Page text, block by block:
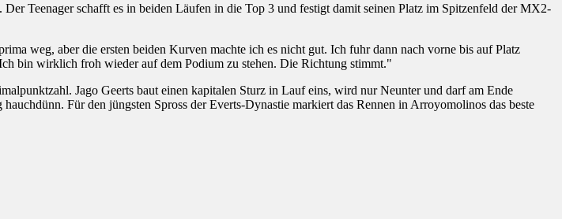
Teenager schafft es in beiden Läufen in die Top 3 und festigt damit seinen Platz im Spitzenfeld der MX2-
weg, aber die ersten beiden Kurven machte ich es nicht gut. Ich fuhr dann nach vorne bis auf Platz
bin wirklich froh wieder auf dem Podium zu stehen. Die Richtung stimmt."
Jago Geerts baut einen kapitalen Sturz in Lauf eins, wird nur Neunter und darf am Ende
Für den jüngsten Spross der Everts-Dynastie markiert das Rennen in Arroyomolinos das beste